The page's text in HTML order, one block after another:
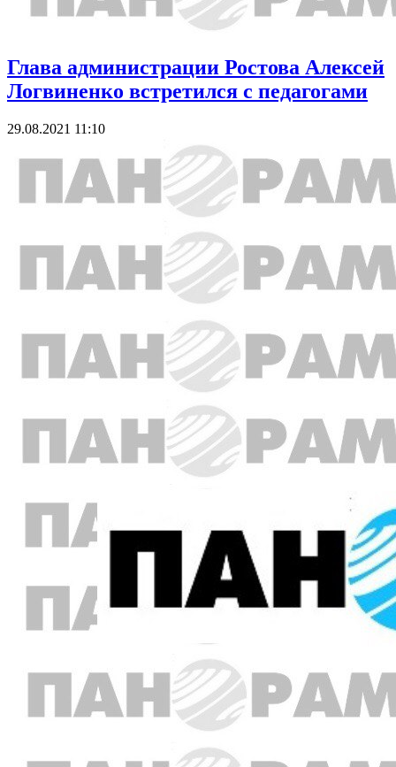
Глава администрации Ростова Алексей
Логвиненко встретился с педагогами
29.08.2021 11:10